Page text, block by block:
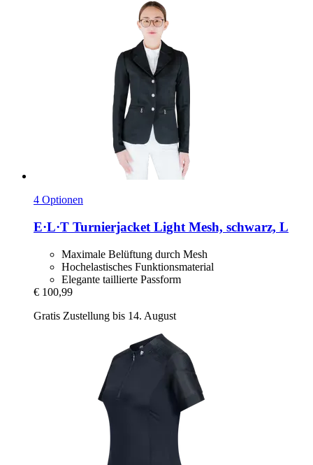
4 Optionen
E·L·T Turnierjacket Light Mesh, schwarz, L
Maximale Belüftung durch Mesh
Hochelastisches Funktionsmaterial
Elegante taillierte Passform
€ 100,99
Gratis Zustellung bis 14. August